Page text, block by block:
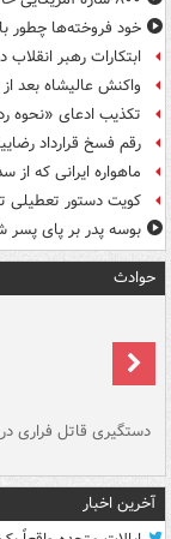
خود فروخته‌ها چطور
ابتکارات رهبر انقلاب
واکنش عالیشاه بعد
تکذیب ادعای «نحوه
رقم فسخ قرارداد رضاییان با
ماهواره ایرانی که از
کویت دستور تعطیلی
بوسه‌ پدر بر پای
حوادث
دستگیری قاتل فراری
آخرین اخبار